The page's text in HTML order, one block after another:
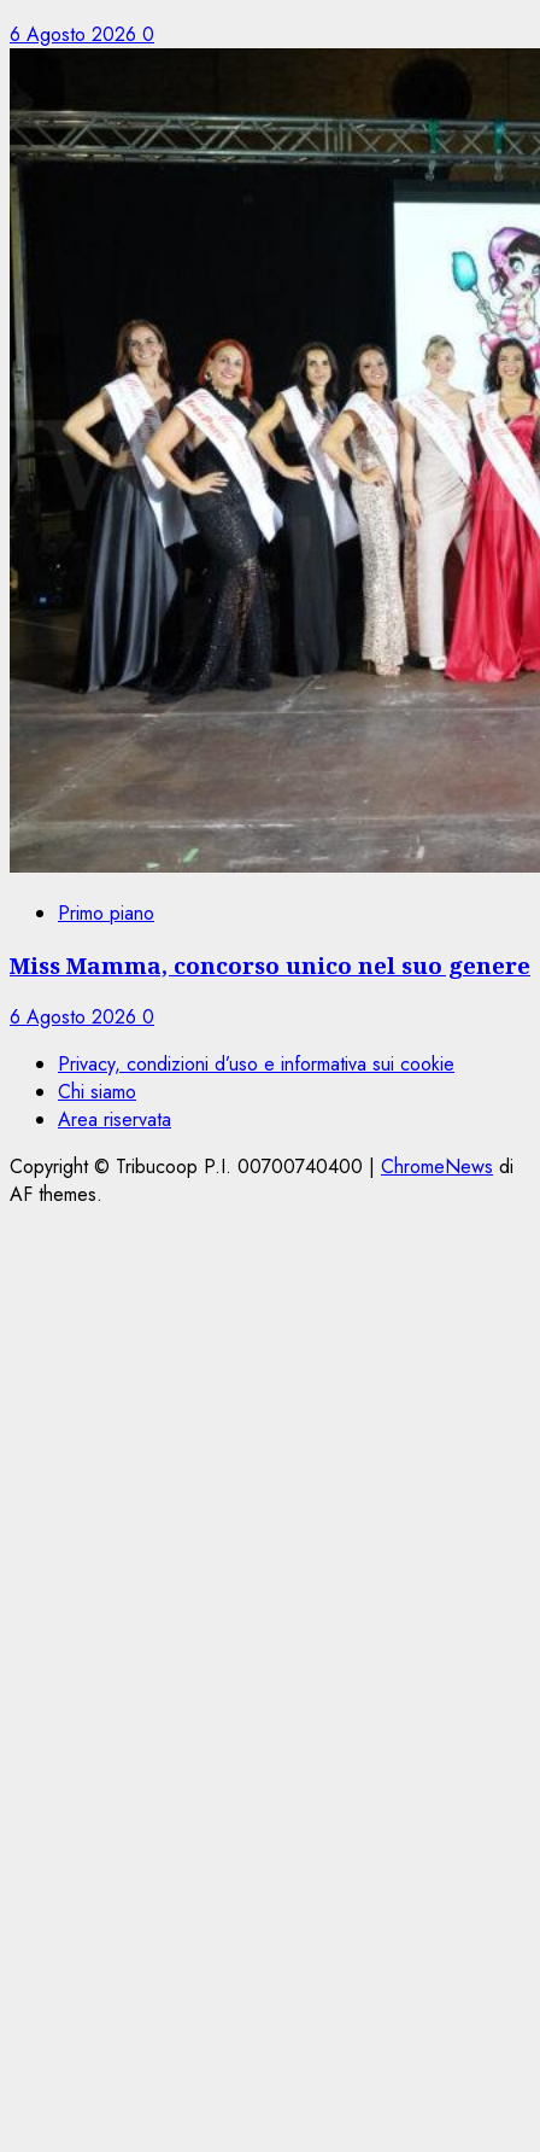
6 Agosto 2026 0
Primo piano
Miss Mamma, concorso unico nel suo genere
6 Agosto 2026 0
Privacy, condizioni d’uso e informativa sui cookie
Chi siamo
Area riservata
Copyright © Tribucoop P.I. 00700740400 | ChromeNews di
AF themes.